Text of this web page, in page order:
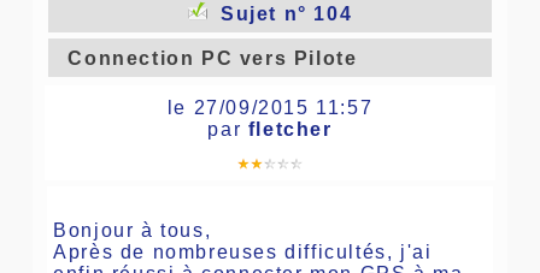
Sujet n° 104
Connection PC vers Pilote
le 27/09/2015 11:57
par fletcher
Bonjour à tous,
Après de nombreuses difficultés, j'ai